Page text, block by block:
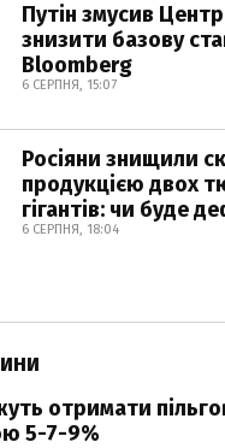
Путін змусив
знизити базову
Bloomberg
6 СЕРПНЯ, 15:07
Росіяни знищили
продукцією двох
гігантів: чи буде
6 СЕРПНЯ, 18:04
отримати
5-7-9%